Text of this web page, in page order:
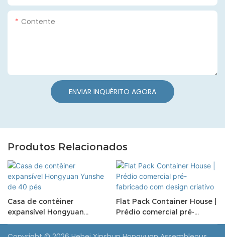
Contente
ENVIAR INQUÉRITO AGORA
Produtos Relacionados
Casa de contêiner
expansível Hongyuan
Yunshe de 40 pés
Flat Pack Container House |
Prédio comercial pré-
fabricado com design
criativo